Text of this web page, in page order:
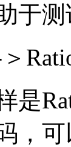
于
，